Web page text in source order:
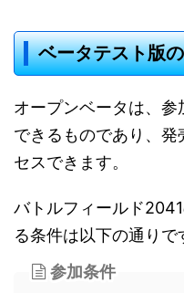
ベータテスト版
オープンベータは、
できるものであり、発
セスできます。
バトルフィールド
る条件は以下の通りで
参加条件